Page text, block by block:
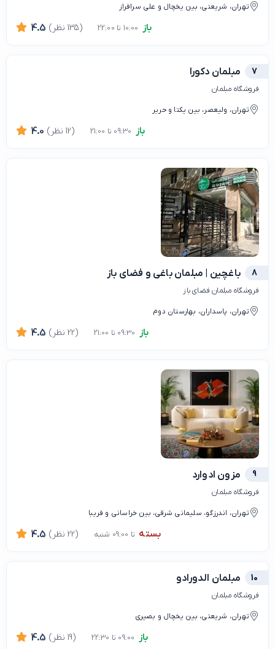
تهران، شریعتی، بین یخچال و علی سرافراز
باز 4.5 (135 نظر)
7 مبلمان دکورا
فروشگاه مبلمان
تهران، ولیعصر، بین یکتا و حریر
باز 4.0 (12 نظر)
8 باغچین | مبلمان باغی و فضای باز
فروشگاه مبلمان فضای باز
تهران، پاسداران، بهارستان دوم
باز 4.5 (22 نظر)
9 مزون ادوارد
فروشگاه مبلمان
تهران، اندرزگو، سلیمانی شرقی، بین خراسانی و فریبا
بسته تا 09:00 شنبه 4.5 (22 نظر)
10 مبلمان الدورادو
فروشگاه مبلمان
تهران، شریعتی، بین یخچال و بصیری
باز 4.5 (19 نظر)